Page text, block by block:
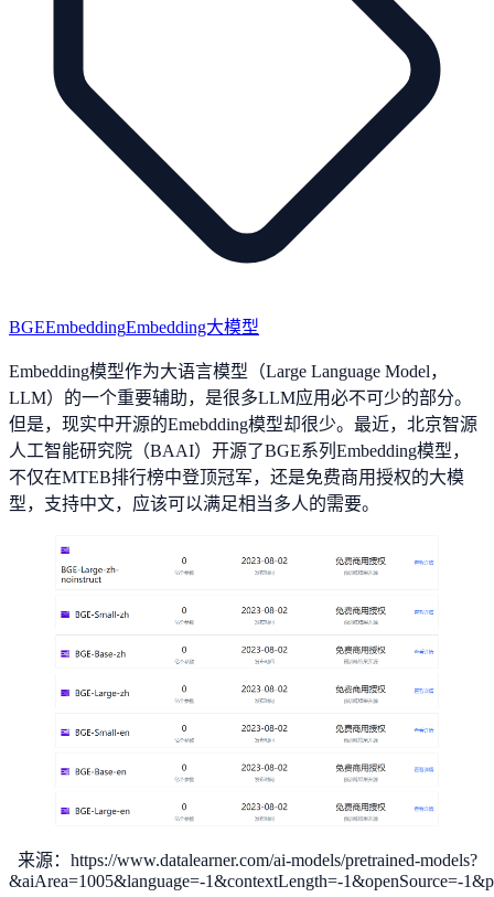
BGEEmbeddingEmbedding大模型
Embedding模型作为大语言模型（Large Language Model，
LLM）的一个重要辅助，是很多LLM应用必不可少的部分。
但是，现实中开源的Emebdding模型却很少。最近，北京智源
人工智能研究院（BAAI）开源了BGE系列Embedding模型，
不仅在MTEB排行榜中登顶冠军，还是免费商用授权的大模
型，支持中文，应该可以满足相当多人的需要。
来源：https://www.datalearner.com/ai-models/pretrained-models?
&aiArea=1005&language=-1&contextLength=-1&openSource=-